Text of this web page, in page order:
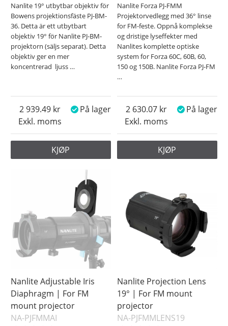
Nanlite 19° utbytbar objektiv för
Bowens projektionsfäste PJ-BM-
36. Detta är ett utbytbart
objektiv 19° för Nanlite PJ-BM-
projektorn (säljs separat). Detta
objektiv ger en mer
koncentrerad ljuss …
Exkl. moms
2 939.49 På lager
KJØP
Nanlite Forza PJ-FMM
Projektorvedlegg med 36° linse
for FM-feste. Oppnå komplekse
og dristige lyseffekter med
Nanlites komplette optiske
system for Forza 60C, 60B, 60,
150 og 150B. Nanlite Forza PJ-FM
…
Exkl. moms
2 630.07 På lager
KJØP
Nanlite Adjustable Iris
Diaphragm | For FM
mount projector
NA-PJFMMAI
Nanlite Projection Lens
19° | For FM mount
projector
NA-PJFMMLENS19